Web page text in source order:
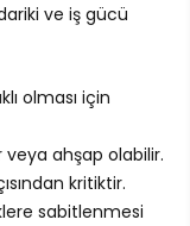
ve iş gücü
olması için
ahşap olabilir.
kritiktir.
sabitlenmesi